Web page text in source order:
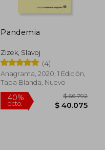
Pandemia
Zizek, Slavoj
(4)
Anagrama, 2020, 1 Edición,
Tapa Blanda, Nuevo